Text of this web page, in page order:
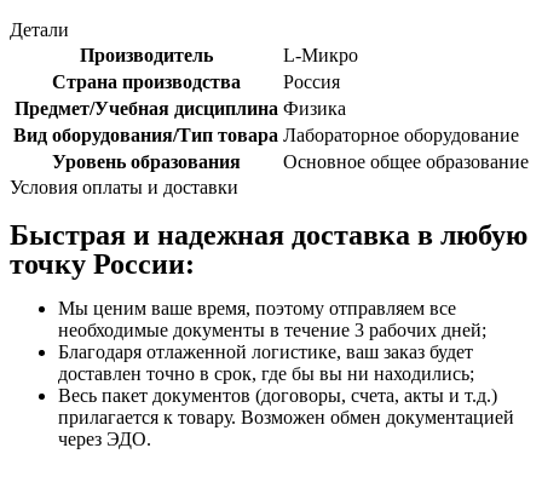
Детали
Производитель
L-Микро
Страна производства
Россия
Предмет/Учебная дисциплина Физика
Вид оборудования/Тип товара Лабораторное оборудование
Уровень образования
Основное общее образование
Условия оплаты и доставки
Быстрая и надежная доставка в любую
точку России:
Мы ценим ваше время, поэтому отправляем все
необходимые документы в течение 3 рабочих дней;
Благодаря отлаженной логистике, ваш заказ будет
доставлен точно в срок, где бы вы ни находились;
Весь пакет документов (договоры, счета, акты и т.д.)
прилагается к товару. Возможен обмен документацией
через ЭДО.